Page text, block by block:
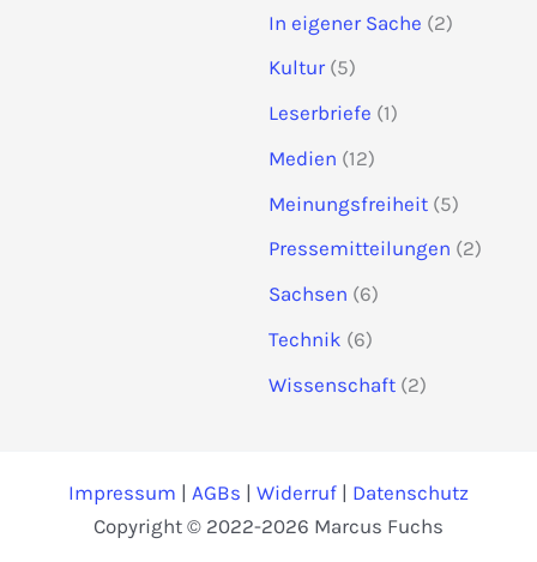
In eigener Sache (2)
Kultur (5)
Leserbriefe (1)
Medien (12)
Meinungsfreiheit (5)
Pressemitteilungen (2)
Sachsen (6)
Technik (6)
Wissenschaft (2)
Impressum | AGBs | Widerruf | Datenschutz
Copyright © 2022-2026 Marcus Fuchs